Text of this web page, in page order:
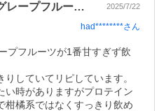
レープフルー… 2025/7/22
had********さん
プフルーツが1番甘すぎず飲
していてリピしています。
い時がありますがプロテイン
柑橘系ではなくすっきり飲め